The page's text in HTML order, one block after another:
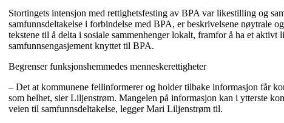
Stortingets intensjon med rettighetsfesting av BPA var likestilling og
samfunnsdeltakelse i forbindelse med BPA, er beskrivelsene nøytrale
tekstene til å delta i sosiale sammenhenger lokalt, framfor å ha et
samfunnsengasjement knyttet til BPA.
Begrenser funksjonshemmedes menneskerettigheter
– Det at kommunene feilinformerer og holder tilbake informasjon får
som helhet, sier Liljenstrøm. Mangelen på informasjon kan i ytterste
veien til samfunnsdeltakelse, legger Mari Liljenstrøm til.